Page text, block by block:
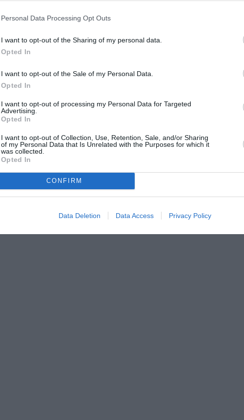
Personal Data Processing Opt Outs
I want to opt-out of the Sharing of my personal data.
Opted In
I want to opt-out of the Sale of my Personal Data.
Opted In
I want to opt-out of processing my Personal Data for Targeted
Advertising.
Opted In
I want to opt-out of Collection, Use, Retention, Sale, and/or Sharing
of my Personal Data that Is Unrelated with the Purposes for which it
was collected.
Opted In
CONFIRM
Data Deletion Data Access Privacy Policy
ΗΜΕΡΕΣ ΚΑΙ ΩΡΕΣ.